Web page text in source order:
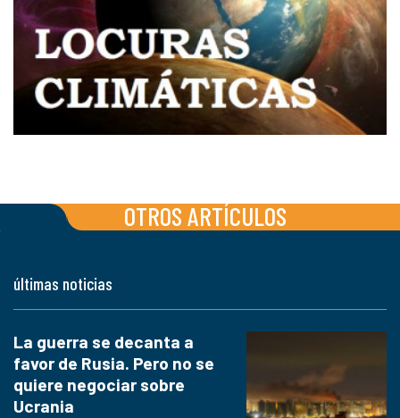
OTROS ARTÍCULOS
últimas noticias
La guerra se decanta a
favor de Rusia. Pero no se
quiere negociar sobre
Ucrania